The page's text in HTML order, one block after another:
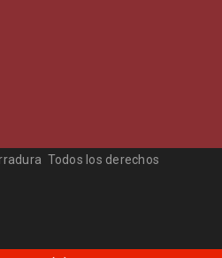
Todos los derechos